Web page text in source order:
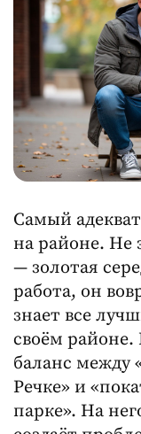
Самый
на районе. Не
— золотая
работа, он
знает все
своём
баланс между
Речке» и
парке». На